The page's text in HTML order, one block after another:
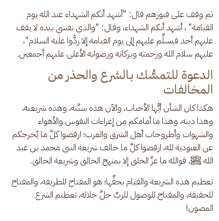
ثم وقف على قبورهم قال: "أشهد أنكم الشهداء عند الله يوم
القيامة" ، أشهد أنكم الشهداء، وقال: "والذي نفسي بيده لا يقف
عليهم أحد فيسلِّم عليهم إلى يوم القيامة إلا ردُّوا عليه السلام"،
عليهم سلام الله ورحمته وبركاته ورضوانه الأعلى عليهم أجمعين.
الدعوة للتمسُّك بالشرع والحذر من
المخالفات
هكذا كان الشأن أيُّها الأحباب، والآن هذه سنَّته، وهذه شريعته،
وهذا دينه، وهذا ما أمامكم مِن إغراءات النفوس والأهواء
والشهوات وأطروحات أهل الشرق والغرب؛ ارفضوا كلَّ ما يُخرجكم
عن العبودية لله، ارفضوا كلَّ ما خالف شريعة النبي محمد بن عبد
الله ﷺ، فوالله ما عزَّ الخلق إلا بمنهج الخالق وشريعة الخالق.
تعظيم هذه الشريعة والقيام بحقِّها؛ هو المفتاح للطريقة، والمفتاح
للحقيقة، والمفتاح للوصول للربِّ جلَّ جلاله، تعظيم الشرع
المصون!